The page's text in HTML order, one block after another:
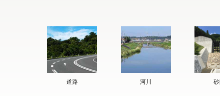
道路 河川